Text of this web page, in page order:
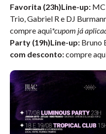
Favorita (23h)Line-up: MC
Trio, Gabriel R e DJ
compre aqui*cupom já
Party (19h)Line-up: Bruno
com desconto:compre